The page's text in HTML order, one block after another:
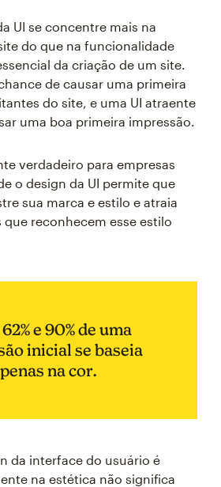
UI se concentre mais na
do que na funcionalidade
da criação de um site.
de causar uma primeira
do site, e uma UI atraente
uma boa primeira impressão.
verdadeiro para empresas
o design da UI permite que
sua marca e estilo e atraia
reconhecem esse estilo
e 90% de uma
inicial se baseia
na cor.
da interface do usuário é
na estética não significa